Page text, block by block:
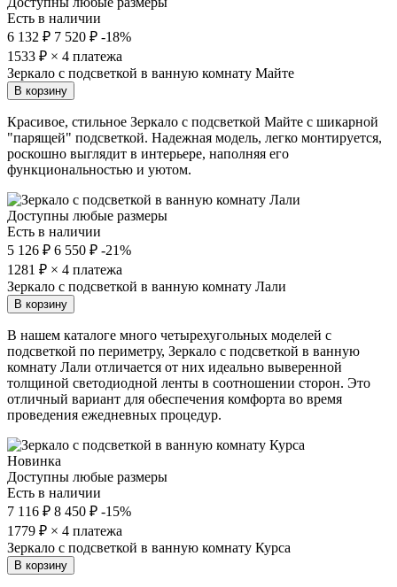
Есть в наличии
6 132 ₽ 7 520 ₽ -18%
1533 ₽ × 4 платежа
Зеркало с подсветкой в ванную комнату Майте
В корзину
Красивое, стильное Зеркало с подсветкой Майте с шикарной
"парящей" подсветкой. Надежная модель, легко монтируется,
роскошно выглядит в интерьере, наполняя его
функциональностью и уютом.
Доступны любые размеры
Есть в наличии
5 126 ₽ 6 550 ₽ -21%
1281 ₽ × 4 платежа
Зеркало с подсветкой в ванную комнату Лали
В корзину
В нашем каталоге много четырехугольных моделей с
подсветкой по периметру, Зеркало с подсветкой в ванную
комнату Лали отличается от них идеально выверенной
толщиной светодиодной ленты в соотношении сторон. Это
отличный вариант для обеспечения комфорта во время
проведения ежедневных процедур.
Новинка
Доступны любые размеры
Есть в наличии
7 116 ₽ 8 450 ₽ -15%
1779 ₽ × 4 платежа
Зеркало с подсветкой в ванную комнату Курса
В корзину